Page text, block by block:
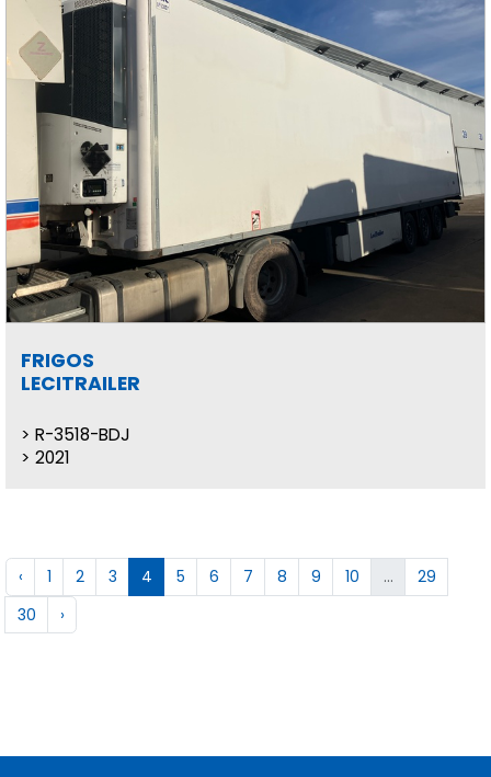
FRIGOS
LECITRAILER
R-3518-BDJ
2021
‹ 1 2 3 4 5 6 7 8 9 10 ...
29
30
›